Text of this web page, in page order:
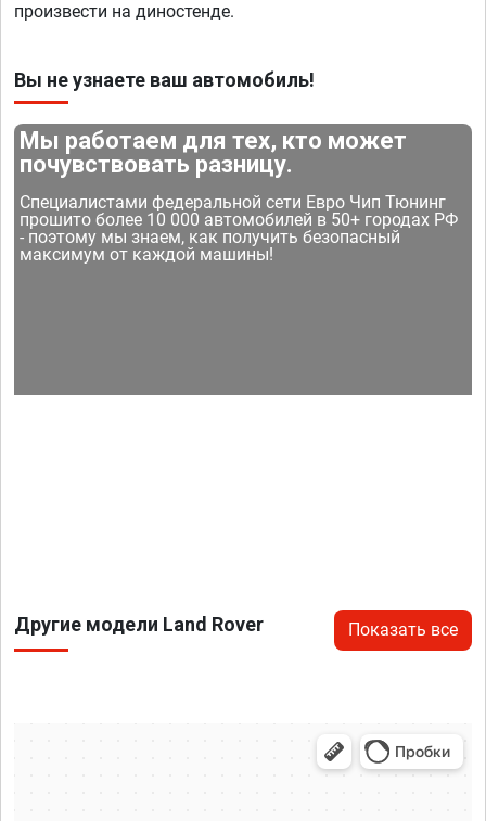
произвести на диностенде.
Вы не узнаете ваш автомобиль!
Мы работаем для тех, кто может
почувствовать разницу.
Специалистами федеральной сети Евро Чип Тюнинг
прошито более 10 000 автомобилей в 50+ городах РФ
- поэтому мы знаем, как получить безопасный
максимум от каждой машины!
Другие модели Land Rover Показать все